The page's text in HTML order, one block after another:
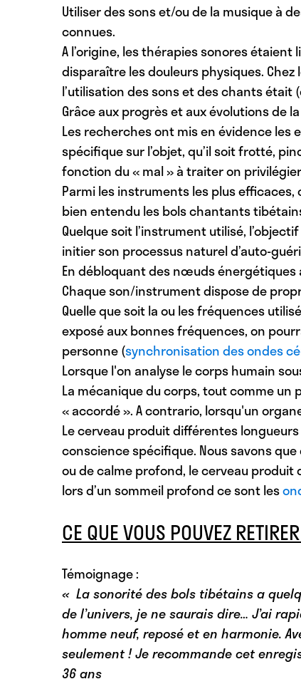
Utiliser des sons et/ou de la musique à
connues.
A l’origine, les thérapies sonoresétaient
disparaître les douleurs physiques.
l’utilisation des sons et des chants
Grâce aux progrès et aux évolutions de
Les recherches ont mis en évidence les
spécifique sur l’objet, qu’il soit frotté,
fonction du « mal » à traiter on
Parmi les instruments les plus
bien entendu lesbols chantants
Quelque soit l’instrument utilisé,
initier son processus naturel d’auto-
En débloquant des nœuds énergétiques
Chaque son/instrument dispose de
Quelle que soit la ou les fréquences
exposé aux bonnes fréquences, on
personne (synchronisation des ondes
Lorsque l'on analyse le corps humain
La mécanique du corps, tout comme un
« accordé ». A contrario, lorsqu'un
Le cerveau produit différentes
conscience spécifique. Nous savons
ou de calme profond, le cerveau produit
lors d’un sommeil profond ce sont les
CE QUE VOUS POUVEZ
Témoignage :
« La sonorité des bols tibétains a
de l’univers, je ne saurais dire… J’ai
homme neuf, reposé et en harmonie.
seulement ! Je recommande cet
36 ans